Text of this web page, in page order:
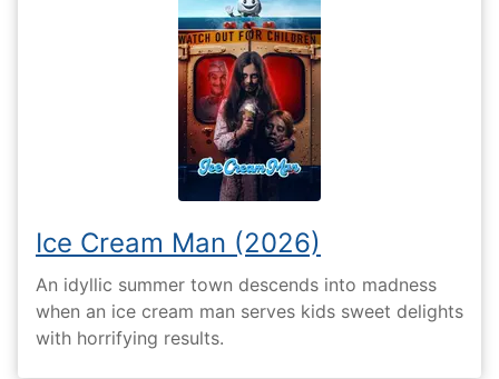
Ice Cream Man (2026)
An idyllic summer town descends into madness
when an ice cream man serves kids sweet delights
with horrifying results.